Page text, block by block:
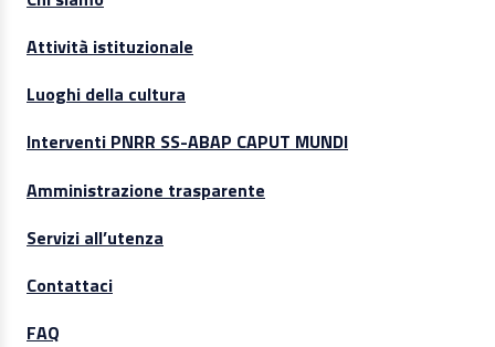
Attività istituzionale
Luoghi della cultura
Interventi PNRR SS-ABAP CAPUT MUNDI
Amministrazione trasparente
Servizi all’utenza
Contattaci
FAQ